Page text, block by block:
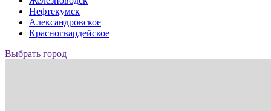
Нефтекумск
Александровское
Красногвардейское
Выбрать город